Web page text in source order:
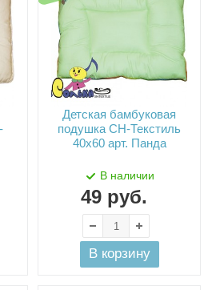
Детская бамбуковая
подушка СН-Текстиль
40х60 арт. Панда
В наличии
49руб.
В корзину